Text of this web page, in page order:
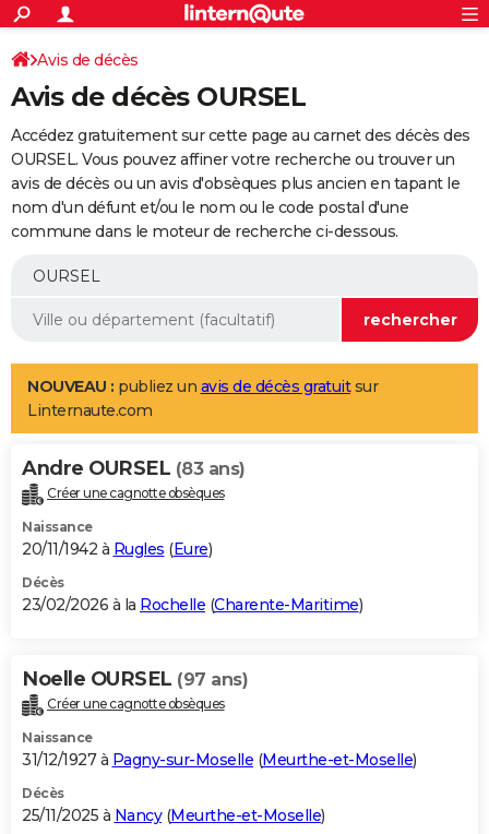
ACTUALITÉS
Politique
Société
Faits Divers
Education
Monde
Villes
+
SPORT
Coupe du monde 2026
Football
Tennis
Cyclisme
Rugby
Forum
Programme TV
TNT
Streaming
Cinéma
Sorties cinéma
Musique
+
FINANCE
Retraite
Epargne
Immobilier
Risques naturels par ville
Banque
Assurance
AUTO
Essais
Réserver un essai
Citadines
Berlines
SUV
Forum auto
+
Mobiles
Meilleur smartphone
Internet
Ordinateurs
Jeux vidéo
Guide high-tech
Aménagement intérieur
LIFESTYLE
Art de vivre
Bien-être
Loisirs
Mode
Modes de vie
Alimentation
Guide de la santé
Maladies
Médicaments
Sommeil
VOYAGE
Destinations
City break
Voyage nature
Voyage de noces
Forum
Climat
+PHOTO
GUIDES D'ACHAT
BONS PLANS
Carte de Noël
Carte Bonne année
Carte Saint-Valentin
Carte Pâques
Carte d'anniversaire
DICTIONNAIRE
Dictionnaire
Biographies
Citations
Expressions
Proverbes
PROGRAMME TV
S'inscrire
Se connecter
Lycées
Collèges
Primaires
Universités
Entreprises
Service militaire
Avis de recherche
AVIS DE DÉCÈS
Avis de décès
Avis de décès OURSEL
Accédez gratuitement sur cette page au carnet des décès des
OURSEL. Vous pouvez affiner votre recherche ou trouver un
avis de décès ou un avis d'obsèques plus ancien en tapant le
nom d'un défunt et/ou le nom ou le code postal d'une
commune dans le moteur de recherche ci-dessous.
NOUVEAU : publiez un avis de décès gratuitsur
Linternaute.com
Andre OURSEL (83 ans)
Créer une cagnotte obsèques
Naissance
20/11/1942 à Rugles (Eure)
Décès
23/02/2026 à la Rochelle (Charente-Maritime)
Noelle OURSEL (97 ans)
Créer une cagnotte obsèques
Naissance
31/12/1927 à Pagny-sur-Moselle (Meurthe-et-Moselle)
Décès
25/11/2025 à Nancy(Meurthe-et-Moselle)